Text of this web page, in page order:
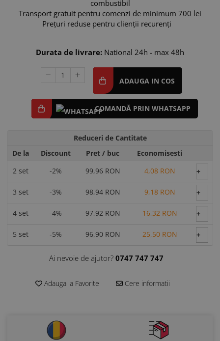
combustibil
Transport gratuit pentru comenzi de minimum 700 lei
Prețuri reduse pentru clienții recurenți
Durata de livrare: National 24h - max 48h
ADAUGA IN COS
COMANDĂ PRIN WHATSAPP
Reduceri de Cantitate
De la
Discount Pret / buc
Economisesti
2 set -2% 99,96 RON 4,08 RON +
3 set -3% 98,94 RON 9,18 RON +
4 set -4% 97,92 RON 16,32 RON +
5 set -5% 96,90 RON 25,50 RON +
Ai nevoie de ajutor? 0747 747 747
Adauga la Favorite Cere informatii